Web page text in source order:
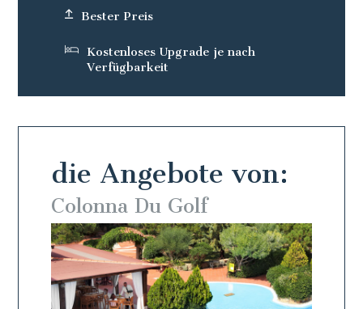
die Angebote von:
Colonna Du Golf
Bester Preis
Kostenloses Upgrade je nach
Verfügbarkeit